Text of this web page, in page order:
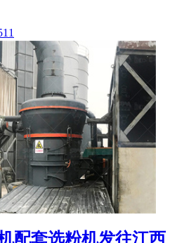
配套选粉机发往江西